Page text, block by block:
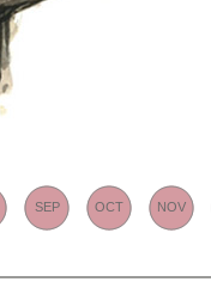
SEP OCT NOV